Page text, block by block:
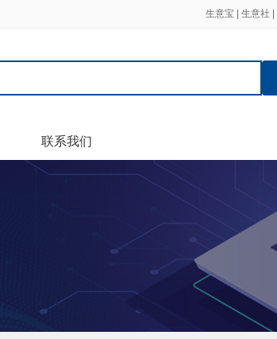
生意宝 生意社
联系我们